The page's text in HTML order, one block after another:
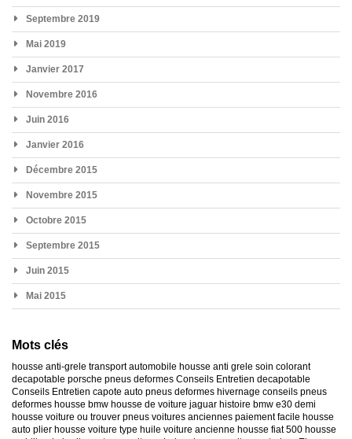
Septembre 2019
Mai 2019
Janvier 2017
Novembre 2016
Juin 2016
Janvier 2016
Décembre 2015
Novembre 2015
Octobre 2015
Septembre 2015
Juin 2015
Mai 2015
Mots clés
housse anti-grele transport automobile housse anti grele soin colorant
decapotable porsche pneus deformes Conseils Entretien decapotable
Conseils Entretien capote auto pneus deformes hivernage conseils pneus
deformes housse bmw housse de voiture jaguar histoire bmw e30 demi
housse voiture ou trouver pneus voitures anciennes paiement facile housse
auto plier housse voiture type huile voiture ancienne housse fiat 500 housse